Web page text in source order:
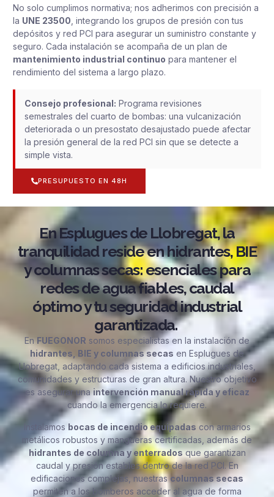
No solo cumplimos normativa; nos adherimos con precisión a
la UNE 23500, integrando los grupos de presión con tus
depósitos y red PCI para asegurar un suministro constante y
seguro. Cada instalación se acompaña de un plan de
mantenimiento industrial continuo para mantener el
rendimiento del sistema a largo plazo.
Consejo profesional: Programa revisiones
semestrales del cuarto de bombas: una vulcanización
deteriorada o un presostato desajustado puede afectar
la presión general de la red PCI sin que se detecte a
simple vista.
PRESUPUESTO EN 48H
En Esplugues de Llobregat, la
tranquilidad reside en hidrantes, BIE
y columnas secas: esenciales para
redes de agua fiables, caudal
óptimo y tu seguridad industrial
garantizada.
EnFUEGONOR somos especialistas en la instalación de
hidrantes, BIE y columnas secas en Esplugues de
Llobregat, adaptando cada sistema a edificios industriales,
comunidades y estructuras de gran altura. Nuestro objetivo
es asegurar unaintervención manual rápida y eficaz
cuando la emergencia lo requiere.
Instalamos bocas de incendio equipadas con armarios
metálicos robustos y mangueras certificadas, además de
hidrantes de columna y enterradosque garantizan
caudal y presión estables dentro de la red PCI. En
edificaciones complejas, nuestrascolumnas secas
permiten a los bomberos acceder al agua de forma